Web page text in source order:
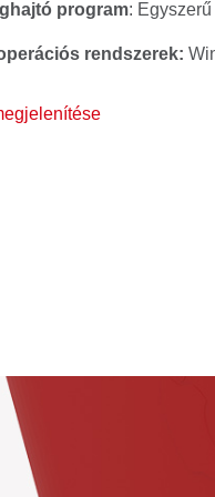
program:
rendszerek: